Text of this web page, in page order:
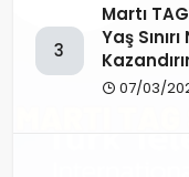
3
Martı
Yaş
07/03/